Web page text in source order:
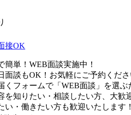
接OK
単！WEB面談実施中！
面談もOK！お気軽にご予約くださ
くフォームで「WEB面談」を選ぶ
を知りたい・相談したい方、大歓
い・働きたい方も歓迎いたします！